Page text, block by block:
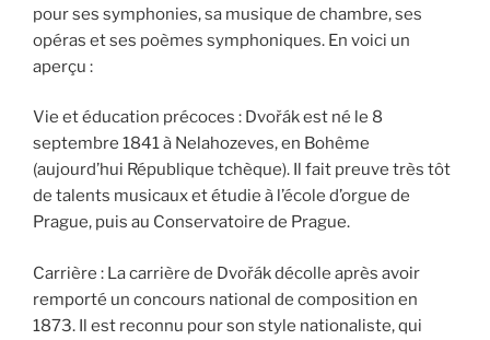
pour ses symphonies, sa musique de chambre, ses
opéras et ses poèmes symphoniques. En voici un
aperçu :
Vie et éducation précoces : Dvořák est né le 8
septembre 1841 à Nelahozeves, en Bohême
(aujourd’hui République tchèque). Il fait preuve très tôt
de talents musicaux et étudie à l’école d’orgue de
Prague, puis au Conservatoire de Prague.
Carrière : La carrière de Dvořák décolle après avoir
remporté un concours national de composition en
1873. Il est reconnu pour son style nationaliste, qui